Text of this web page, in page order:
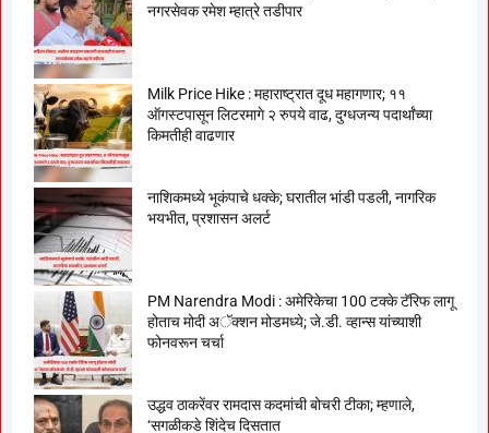
नगरसेवक रमेश म्हात्रे तडीपार
Milk Price Hike : महाराष्ट्रात दूध महागणार; ११
ऑगस्टपासून लिटरमागे २ रुपये वाढ, दुग्धजन्य पदार्थांच्या
किमतीही वाढणार
नाशिकमध्ये भूकंपाचे धक्के; घरातील भांडी पडली, नागरिक
भयभीत, प्रशासन अलर्ट
PM Narendra Modi : अमेरिकेचा 100 टक्के टॅरिफ लागू
होताच मोदी अॅक्शन मोडमध्ये; जे.डी. व्हान्स यांच्याशी
फोनवरून चर्चा
उद्धव ठाकरेंवर रामदास कदमांची बोचरी टीका; म्हणाले,
‘सगळीकडे शिंदेच दिसतात